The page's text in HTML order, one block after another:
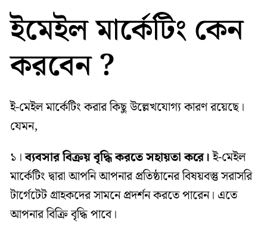
ইমেইল মার্কেটিং কেন
করবেন ?
ই-মেইল মার্কেটিং করার কিছু উল্লেখযোগ্য কারণ রয়েছে।
যেমন,
১।ব্যবসার বিক্রয় বৃদ্ধি করতে সহায়তা করে।ই-মেইল
মার্কেটিং দ্বারা আপনি আপনার প্রতিষ্ঠানের বিষয়বস্তু সরাসরি
টার্গেটেট গ্রাহকদের সামনে প্রদর্শন করতে পারেন। এতে
আপনার বিক্রি বৃদ্ধি পাবে।